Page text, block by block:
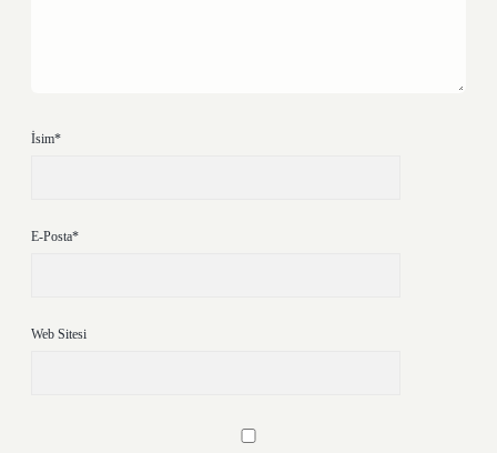
İsim*
E-Posta*
Web Sitesi